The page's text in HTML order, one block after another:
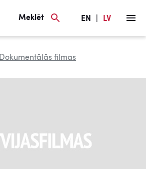
Meklēt EN LV
Dokumentālās filmas